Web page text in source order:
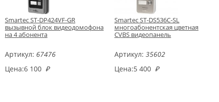
Smartec ST-DP424VF-GR
вызывной блок видеодомофона
на 4 абонента
Артикул: 67476
Цена:6 100 ₽
Smartec ST-DS536C-SL
многоабонентская цветная
CVBS видеопанель
Артикул: 35602
Цена:5 400 ₽